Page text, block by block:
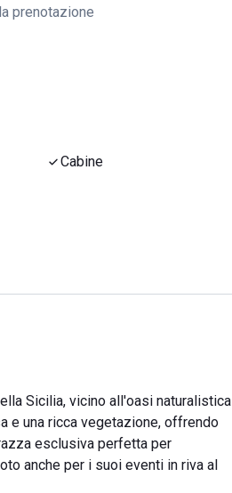
prenotazione
Cabine
Sicilia, vicino all'oasi naturalistica
e una ricca vegetazione, offrendo
esclusiva perfetta per
anche per i suoi eventi in riva al